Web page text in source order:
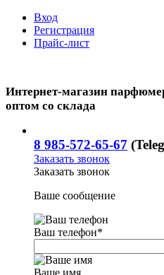
Вход
Регистрация
Прайс-лист
Интернет-магазин
оптом со склада
8 985-572-65-67
Заказать звонок
Заказать звонок
Ваше сообщение
Ваш телефон*
Ваше имя